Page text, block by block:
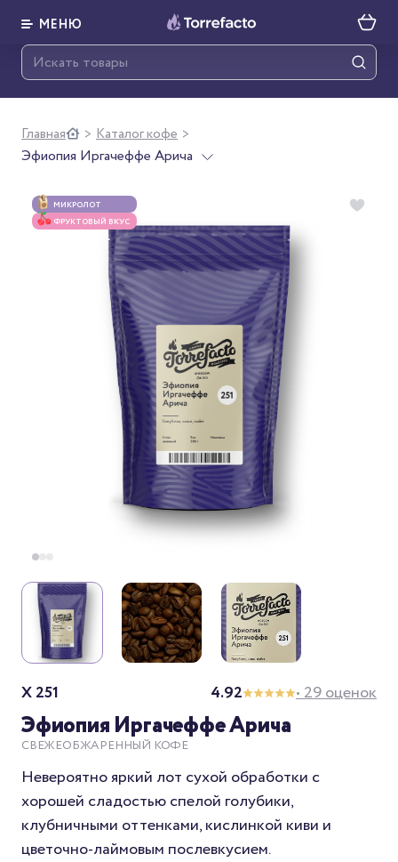
МЕНЮ
Главная > Каталог кофе >
Эфиопия Иргачеффе Арича
МИКРОЛОТ
ФРУКТОВЫЙ ВКУС
Эфиопия Иргачеффе Арича
СВЕЖЕОБЖАРЕННЫЙ КОФЕ
X 251 4.92 • 29 оценок
Невероятно яркий лот сухой обработки с
хорошей сладостью спелой голубики,
клубничными оттенками, кислинкой киви и
цветочно-лаймовым послевкусием.